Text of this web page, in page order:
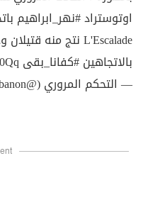
اوتوستراد#نهر_ابراهيم
L'Escalade نتج منه قتيلان وجريح و
بالاتجاهين#كفانا_بقى
— التحكم المروري (@tmclebanon)